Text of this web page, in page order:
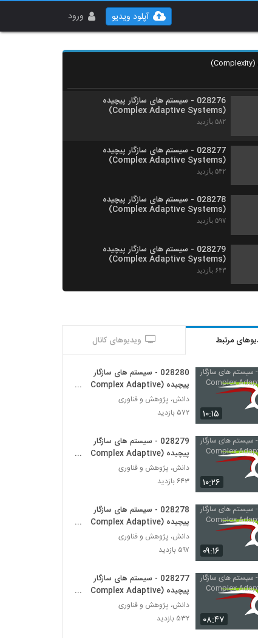
ورود آپلود ویدیو
028275 - سیستم های سازگار پیچیده
(Complex Adaptive Systems)
028276 - سیستم های سازگار پیچیده
(Complex Adaptive Systems)
۵۸۲ بازدید
028277 - سیستم های سازگار پیچیده
(Complex Adaptive Systems)
۵۳۲ بازدید
028278 - سیستم های سازگار پیچیده
(Complex Adaptive Systems)
۵۹۷ بازدید
028279 - سیستم های سازگار پیچیده
(Complex Adaptive Systems)
۶۴۳ بازدید
028281 - (Token Economics)
028282 - (Token Economics)
۴۴۸ بازدید
028283 - (Token Economics)
۴۷۰ بازدید
028284 - (Token Economics)
۳۶۶ بازدید
028285 - (Token Economics)
۳۳۹ بازدید
028286 - (Token Economics)
مرتبط ویدیوهای کانال
۱۰:۱۵
028280 - سیستم های سازگار
پیچیده (Complex Adaptive
Systems)
دانش، پژوهش و فناوری
۵۷۲ بازدید
۱۰:۲۶
028279 - سیستم های سازگار
پیچیده (Complex Adaptive
Systems)
دانش، پژوهش و فناوری
۶۴۳ بازدید
۰۹:۱۶
028278 - سیستم های سازگار
پیچیده (Complex Adaptive
Systems)
دانش، پژوهش و فناوری
۵۹۷ بازدید
۰۸:۴۷
028277 - سیستم های سازگار
پیچیده (Complex Adaptive
Systems)
دانش، پژوهش و فناوری
۵۳۲ بازدید